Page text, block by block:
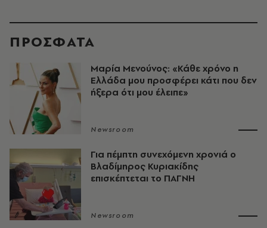
ΠΡΟΣΦΑΤΑ
Μαρία Μενούνος: «Κάθε χρόνο η
Ελλάδα μου προσφέρει κάτι που δεν
ήξερα ότι μου έλειπε»
Newsroom
Για πέμπτη συνεχόμενη χρονιά ο
Βλαδίμηρος Κυριακίδης
επισκέπτεται το ΠΑΓΝΗ
Newsroom